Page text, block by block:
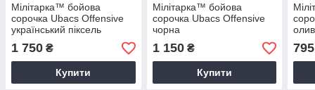
Мілітарка™ бойова
сорочка Ubacs Оffensive
український піксель
ММ-14
1 750 ₴
Купити
Мілітарка™ бойова
сорочка Ubacs Оffensive
чорна
1 150₴
Купити
795